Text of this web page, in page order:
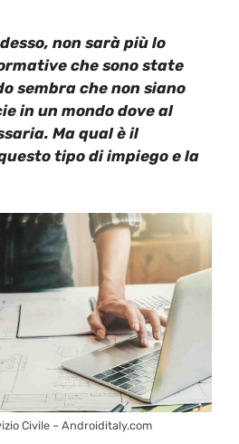
non sarà più lo
che sono state
sembra che non siano
in un mondo dove al
Ma qual è il
tipo di impiego e la
Civile – Androiditaly.com